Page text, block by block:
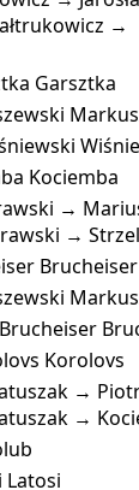
→
Garsztka
Kociemba
→
→
Brucheiser
Korolovs
→
→
Latosi